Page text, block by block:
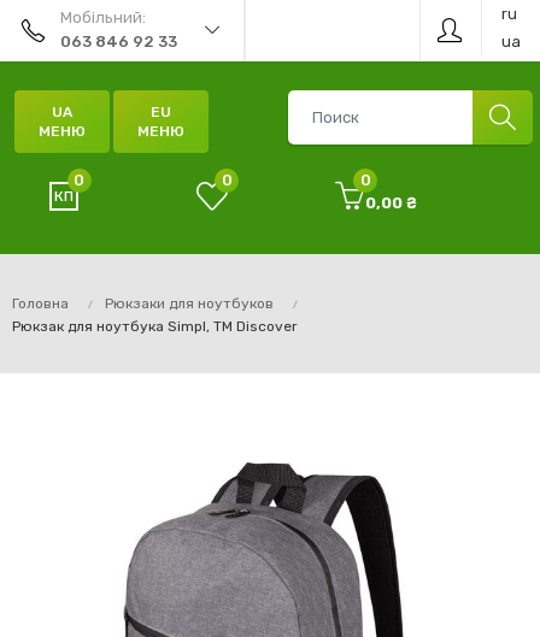
Мобільний:
063 846 92 33
ru
ua
UA
МЕНЮ
EU
МЕНЮ
0 0
0
0,00 ₴
Головна
Рюкзаки для ноутбуков
Рюкзак для ноутбука Simpl, ТМ Discover